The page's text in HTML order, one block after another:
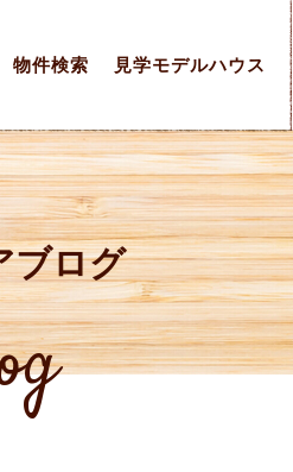
物件検索 見学モデルハウス
ブログ